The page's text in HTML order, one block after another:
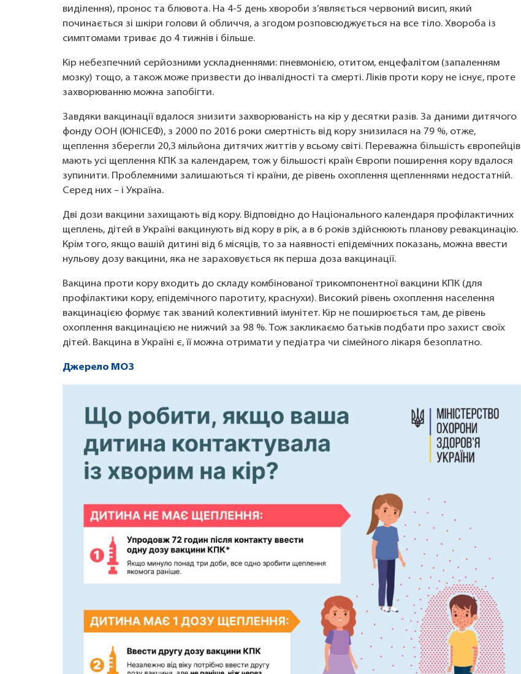
виділення), пронос та блювота. На 4-5 день хвороби з’являється червоний висип, який
починається зі шкіри голови й обличчя, а згодом розповсюджується на все тіло. Хвороба із
симптомами триває до 4 тижнів і більше.
Кір небезпечний серйозними ускладненнями: пневмонією, отитом, енцефалітом (запаленням
мозку) тощо, а також може призвести до інвалідності та смерті. Ліків проти кору не існує, проте
захворюванню можна запобігти.
Завдяки вакцинації вдалося знизити захворюваність на кір у десятки разів. За даними дитячого
фонду ООН (ЮНІСЕФ), з 2000 по 2016 роки смертність від кору знизилася на 79 %, отже,
щеплення зберегли 20,3 мільйона дитячих життів у всьому світі. Переважна більшість європейців
мають усі щеплення КПК за календарем, тож у більшості країн Європи поширення кору вдалося
зупинити. Проблемними залишаються ті країни, де рівень охоплення щепленнями недостатній.
Серед них – і Україна.
Дві дози вакцини захищають від кору. Відповідно до Національного календаря профілактичних
щеплень, дітей в Україні вакцинують від кору в рік, а в 6 років здійснюють планову ревакцинацію.
Крім того, якщо вашій дитині від 6 місяців, то за наявності епідемічних показань, можна ввести
нульову дозу вакцини, яка не зараховується як перша доза вакцинації.
Вакцина проти кору входить до складу комбінованої трикомпонентної вакцини КПК (для
профілактики кору, епідемічного паротиту, краснухи). Високий рівень охоплення населення
вакцинацією формує так званий колективний імунітет. Кір не поширюється там, де рівень
охоплення вакцинацією не нижчий за 98 %. Тож закликаємо батьків подбати про захист своїх
дітей. Вакцина в Україні є, її можна отримати у педіатра чи сімейного лікаря безоплатно.
Джерело МОЗ